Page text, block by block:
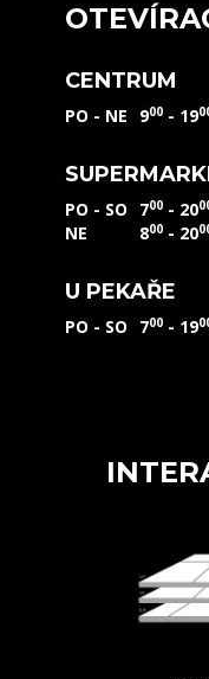
CENTRUM
PO - NE 900 - 19
PO - SO 700 - 20
NE 800 - 20
U PEKAŘE
PO - SO 700 - 19